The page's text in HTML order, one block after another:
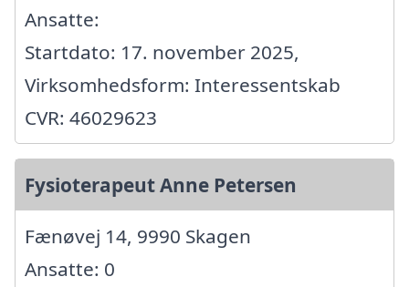
Ansatte:
Startdato: 17. november 2025,
Virksomhedsform: Interessentskab
CVR: 46029623
Fysioterapeut Anne Petersen
Fænøvej 14, 9990 Skagen
Ansatte: 0